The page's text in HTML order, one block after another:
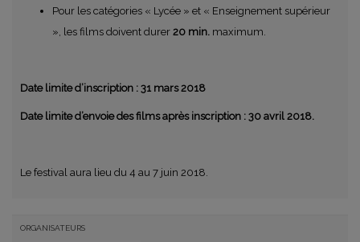
Pour les catégories « Lycée » et « Enseignement supérieur
», les films doivent durer 20 min. maximum.
Date limite d’inscription : 31 mars 2018
Date limite d’envoie des films après inscription : 30 avril 2018.
Le festival aura lieu du 4 au 7 juin 2018.
ORGANISATEURS